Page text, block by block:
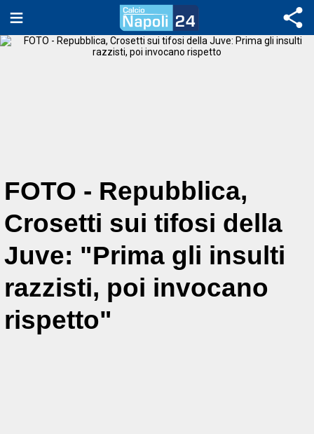
FOTO - Repubblica,
Crosetti sui tifosi della
Juve: "Prima gli insulti
razzisti, poi invocano
rispetto"